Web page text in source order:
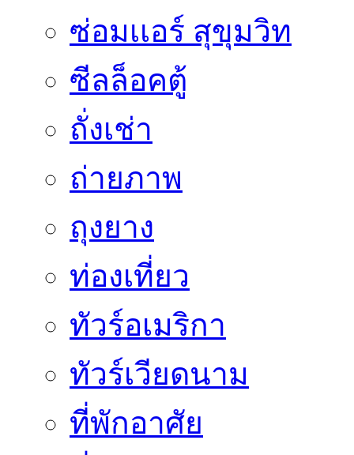
ซ่อมเเอร์ สุขุมวิท
ซีลล็อคตู้
ถั่งเช่า
ถ่ายภาพ
ถุงยาง
ท่องเที่ยว
ทัวร์อเมริกา
ทัวร์เวียดนาม
ที่พักอาศัย